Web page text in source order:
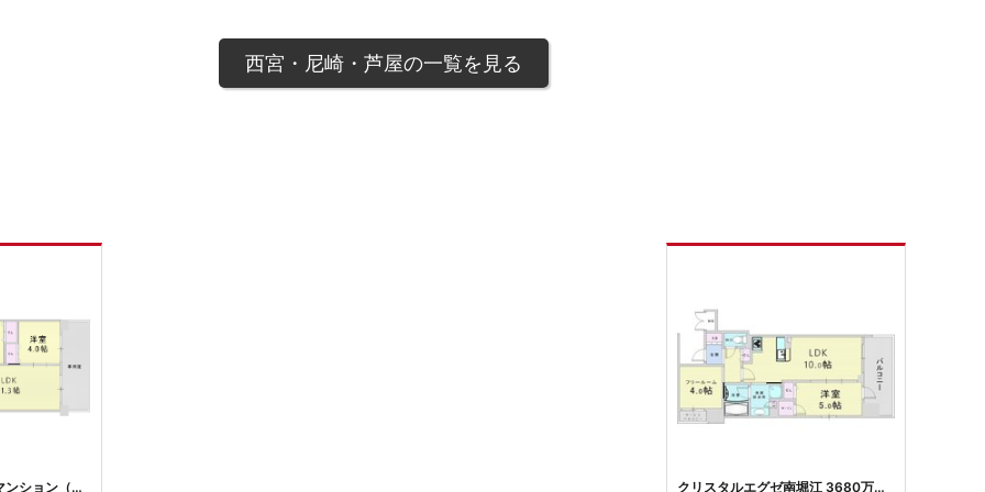
西宮・尼崎・芦屋の一覧を見る
西梅田ダイヤモンドマンション（3LDK) 2680万円 全面リフォーム済み クリスタルエグゼ南堀江 3680万円（1LDK+S（納戸））平成30年築の築浅マンション。